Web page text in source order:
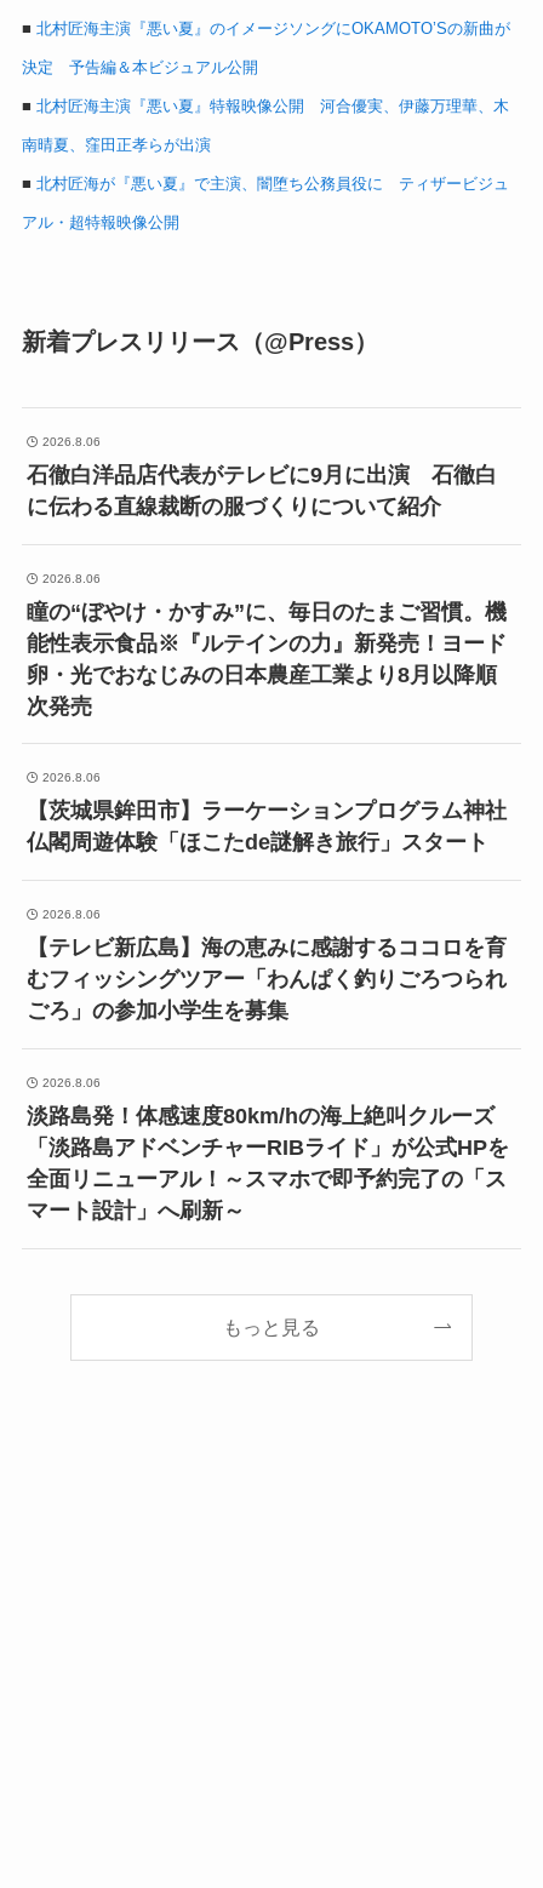
■ 北村匠海主演『悪い夏』のイメージソングにOKAMOTO’Sの新曲が
決定 予告編＆本ビジュアル公開
■ 北村匠海主演『悪い夏』特報映像公開 河合優実、伊藤万理華、木
南晴夏、窪田正孝らが出演
■ 北村匠海が『悪い夏』で主演、闇堕ち公務員役に ティザービジュ
アル・超特報映像公開
新着プレスリリース（@Press）
2026.8.06
石徹白洋品店代表がテレビに9月に出演 石徹白
に伝わる直線裁断の服づくりについて紹介
2026.8.06
瞳の“ぼやけ・かすみ”に、毎日のたまご習慣。機
能性表示食品※『ルテインの力』新発売！ヨード
卵・光でおなじみの日本農産工業より8月以降順
次発売
2026.8.06
【茨城県鉾田市】ラーケーションプログラム神社
仏閣周遊体験「ほこたde謎解き旅行」スタート
2026.8.06
【テレビ新広島】海の恵みに感謝するココロを育
むフィッシングツアー「わんぱく釣りごろつられ
ごろ」の参加小学生を募集
2026.8.06
淡路島発！体感速度80km/hの海上絶叫クルーズ
「淡路島アドベンチャーRIBライド」が公式HPを
全面リニューアル！～スマホで即予約完了の「ス
マート設計」へ刷新～
もっと見る